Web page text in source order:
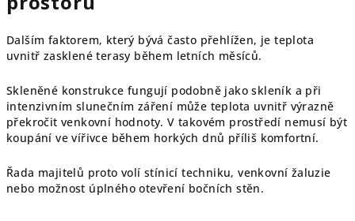
Dalším faktorem, který bývá často přehlížen, je teplota
uvnitř zasklené terasy během letních měsíců.
Skleněné konstrukce fungují podobně jako skleník a při
intenzivním slunečním záření může teplota uvnitř výrazně
překročit venkovní hodnoty. V takovém prostředí nemusí být
koupání ve vířivce během horkých dnů příliš komfortní.
Řada majitelů proto volí stínicí techniku, venkovní žaluzie
nebo možnost úplného otevření bočních stěn.